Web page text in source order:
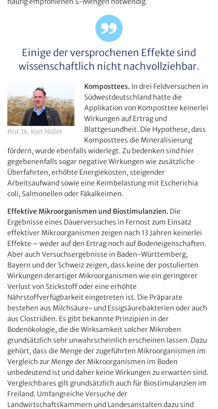
Einige der versprochenen Effekte sind
wissenschaftlich nicht nachvollziehbar.
Prof. Dr. Kurt Möller
Komposttees. In drei Feldversuchen in
Südwestdeutschland hatte die
Applikation von Komposttee keinerlei
Wirkungen auf Ertrag und
Blattgesundheit. Die Hypothese, dass
Komposttees die Mineralisierung
fördern, wurde ebenfalls widerlegt. Zu bedenken sind hier
gegebenenfalls sogar negative Wirkungen wie zusätzliche
Überfahrten, erhöhte Energiekosten, steigender
Arbeitsaufwand sowie eine Keimbelastung mit Escherichia
coli, Salmonellen oder Fäkalkeimen.
Effektive Mikroorganismen und Biostimulanzien. Die
Ergebnisse eines Dauerversuches in Fernost zum Einsatz
effektiver Mikroorganismen zeigen nach 13 Jahren keinerlei
Effekte – weder auf den Ertrag noch auf Bodeneigenschaften.
Aber auch Versuchsergebnisse in Baden-Württemberg,
Bayern und der Schweiz zeigen, dass keine der postulierten
Wirkungen derartiger Mikroorganismen wie ein geringerer
Verlust von Stickstoff oder eine erhöhte
Nährstoffverfügbarkeit eingetreten ist. Die Präparate
bestehen aus Milchsäure- und Essigsäurebakterien oder auch
aus Clostridien. Es gibt bekannte Prinzipien in der
Bodenökologie, die die Wirksamkeit solcher Mikroben
grundsätzlich sehr unwahrscheinlich erscheinen lassen. Dazu
gehört, dass die Menge der zugeführten Mikroorganismen im
Vergleich zur Menge der Mikroorganismen im Boden
unbedeutend ist und daher keine Wirkungen zu erwarten sind.
Vergleichbares gilt grundsätzlich auch für Biostimulanzien im
Freiland. Umfangreiche Versuche der
Landwirtschaftskammern und Landesanstalten dazu sind